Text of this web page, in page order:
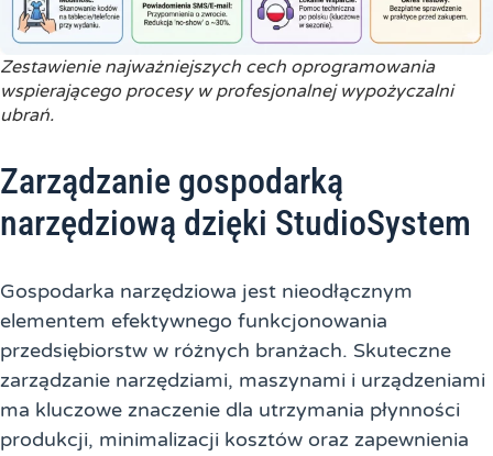
Zestawienie najważniejszych cech oprogramowania
wspierającego procesy w profesjonalnej wypożyczalni
ubrań.
Zarządzanie gospodarką
narzędziową dzięki StudioSystem
Gospodarka narzędziowa jest nieodłącznym
elementem efektywnego funkcjonowania
przedsiębiorstw w różnych branżach. Skuteczne
zarządzanie narzędziami, maszynami i urządzeniami
ma kluczowe znaczenie dla utrzymania płynności
produkcji, minimalizacji kosztów oraz zapewnienia